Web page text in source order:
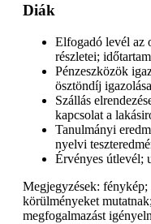
Diák
Elfogadó levél az
részletei;
Pénzeszközök
ösztöndíj
Szállás
kapcsolat a
Tanulmányi
nyelvi
Érvényes útlevél;
Megjegyzések:
körülményeket
megfogalmazást